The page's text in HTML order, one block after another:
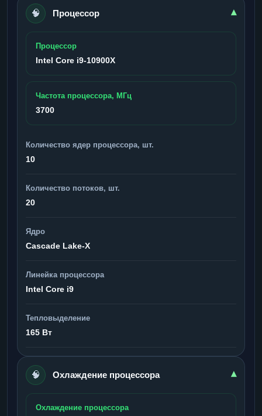
🧠 Процессор ▾
Процессор
Intel Core i9-10900X
Частота процессора, МГц
3700
Количество ядер процессора, шт.
10
Количество потоков, шт.
20
Ядро
Cascade Lake-X
Линейка процессора
Intel Core i9
Тепловыделение
165 Вт
🧠 Охлаждение процессора ▾
Охлаждение процессора